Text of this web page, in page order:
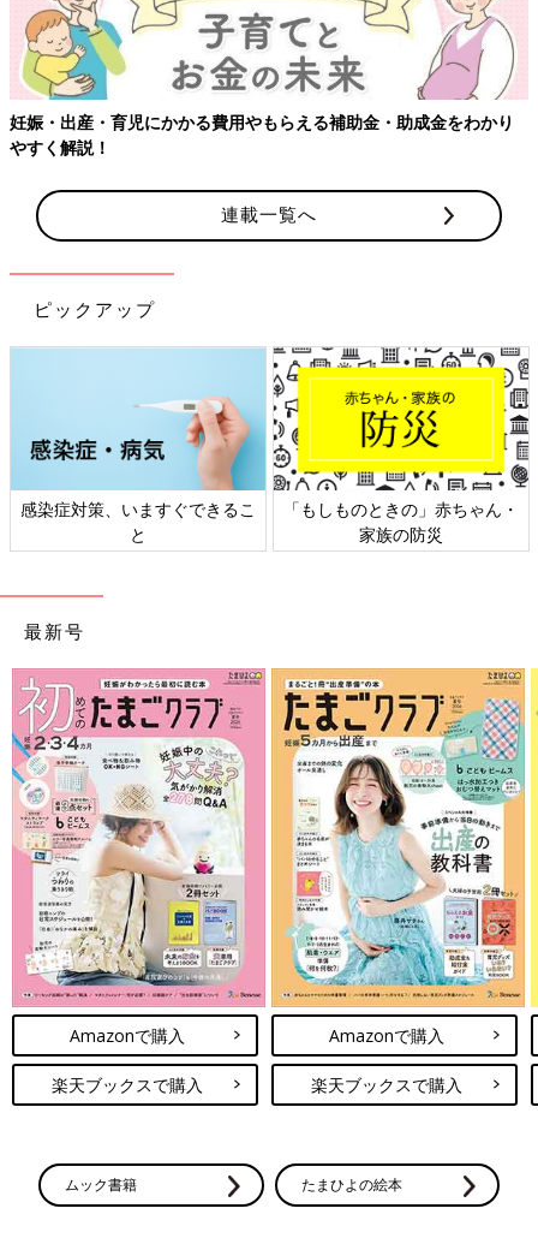
小さめの氷を作ったら、表面に塩を振って、釣ってみましょう。
氷の上に糸を置いて、塩を振りかけます。10秒経ったら糸を持っ
てあげてみると、なんと、氷が釣れるんです。塩をかけないでや
る方は釣れません。氷の周りの温度が急激に下がることで起こ
る、この現象。子どもの「なんで？どうして？」という知的好奇
心を刺激しますよ！
色水氷でお絵かきをしよう（③）
絵の具で作った色水氷でお絵かきができます。色が薄めなので、
白に近い色のキャンパスの上で試してみましょう。
関連：落ち葉でラブレター？Twitterで人気の草花遊び
お砂場や水遊びに子どもたちが夢中になるのは、状態の変化があ
るからこそ。冬の氷遊びは、自然の力を借りて変化を実感する絶
好のチャンスです。親子でたくさん会話をしながら、氷の不思議
を五感を使って感じてみてくださいね。
妊娠・出産・育児にかかる費用やもらえる補助金・助成金をわかり
やすく解説！
連載一覧へ
ピックアップ
感染症対策、いますぐできるこ
と
「もしものときの」赤ちゃん・
家族の防災
最新号
Amazonで購入
楽天ブックスで購入
Amazonで購入
楽天ブックスで購入
ムック書籍 たまひよの絵本